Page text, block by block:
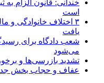
خندانی: قانون الزام
است
۳ اختلاف خانوادگی
یافت
شعب دادگاه برای
می‌شود
تشدید بازرسی‌ها و
عفاف و حجاب بخش